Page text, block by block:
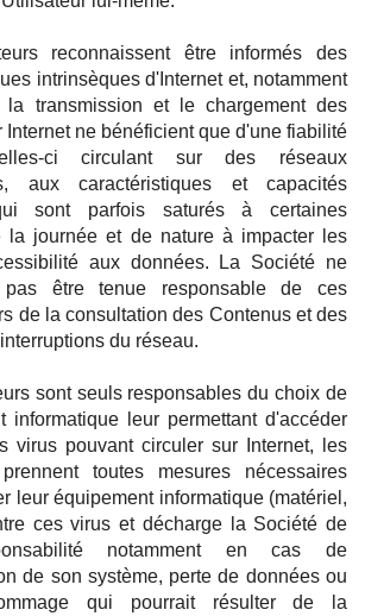
reconnaissent être informés des
intrinsèques d'Internet et, notamment
transmission et le chargement des
Internet ne bénéficient que d'une fiabilité
ci circulant sur des réseaux
aux caractéristiques et capacités
sont parfois saturés à certaines
la journée et de nature à impacter les
aux données. La Société ne
être tenue responsable de ces
de la consultation des Contenus et des
du réseau.
sont seuls responsables du choix de
informatique leur permettant d'accéder
virus pouvant circuler sur Internet, les
toutes mesures nécessaires
leur équipement informatique (matériel,
ces virus et décharge la Société de
notamment en cas de
de son système, perte de données ou
qui pourrait résulter de la